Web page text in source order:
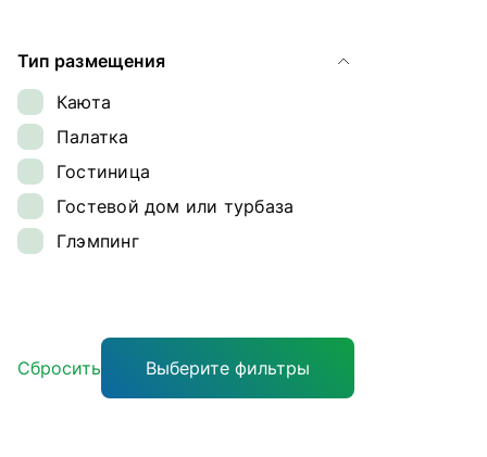
Тип размещения
Каюта
Палатка
Гостиница
Гостевой дом или турбаза
Глэмпинг
Сбросить Выберите фильтры